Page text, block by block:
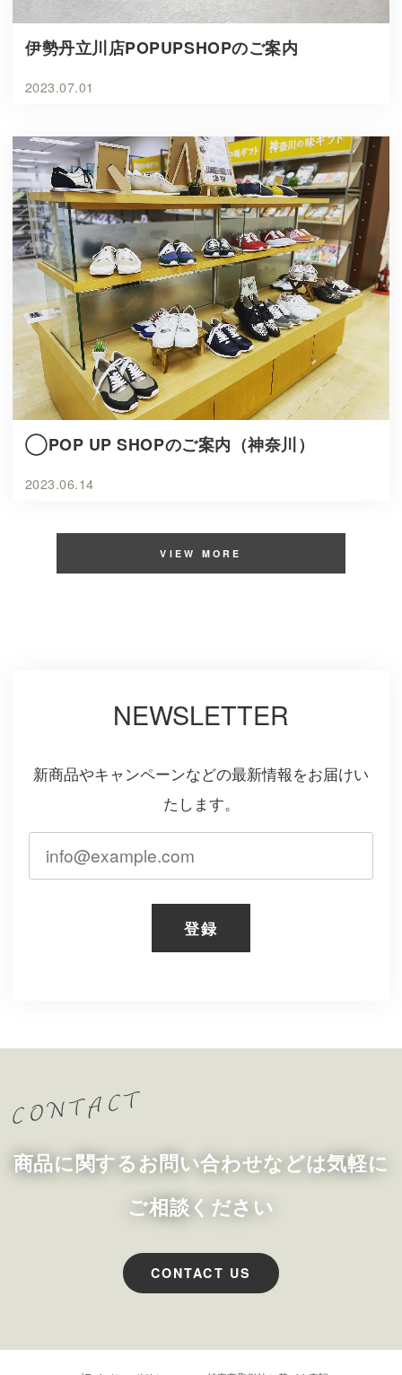
伊勢丹立川店POPUPSHOPのご案内
2023.07.01
◯POP UP SHOPのご案内（神奈川）
2023.06.14
VIEW MORE
NEWSLETTER
新商品やキャンペーンなどの最新情報をお届けい
たします。
登録
商品に関するお問い合わせなどは気軽に
ご相談ください
CONTACT US